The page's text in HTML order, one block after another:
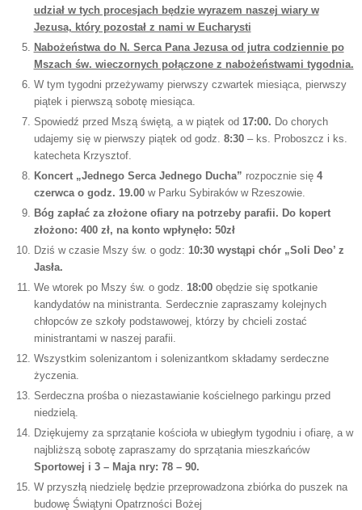
udział w tych procesjach będzie wyrazem naszej wiary w
Jezusa, który pozostał z nami w Eucharysti
Nabożeństwa do N. Serca Pana Jezusa od jutra codziennie po
Mszach św. wieczornych połączone z nabożeństwami tygodnia.
W tym tygodni przeżywamy pierwszy czwartek miesiąca, pierwszy
piątek i pierwszą sobotę miesiąca.
Spowiedź przed Mszą świętą, a w piątek od 17:00. Do chorych
udajemy się w pierwszy piątek od godz. 8:30– ks. Proboszcz i ks.
katecheta Krzysztof.
Koncert „Jednego Serca Jednego Ducha” rozpocznie się 4
czerwca o godz. 19.00 w Parku Sybiraków w Rzeszowie.
Bóg zapłać za złożone ofiary na potrzeby parafii. Do kopert
złożono: 400 zł, na konto wpłynęło: 50zł
Dziś w czasie Mszy św. o godz: 10:30 wystąpi chór „Soli Deo’ z
Jasła.
We wtorek po Mszy św. o godz.
18:00obędzie się spotkanie
kandydatów na ministranta. Serdecznie zapraszamy kolejnych
chłopców ze szkoły podstawowej, którzy by chcieli zostać
ministrantami w naszej parafii.
Wszystkim solenizantom i solenizantkom składamy serdeczne
życzenia.
Serdeczna prośba o niezastawianie kościelnego parkingu przed
niedzielą.
Dziękujemy za sprzątanie kościoła w ubiegłym tygodniu i ofiarę, a w
najbliższą sobotę zapraszamy do sprzątania mieszkańców
Sportowej i 3 – Maja nry: 78 – 90.
W przyszłą niedzielę będzie przeprowadzona zbiórka do puszek na
budowę Świątyni Opatrzności Bożej